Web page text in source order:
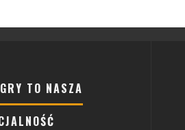
TO NASZA